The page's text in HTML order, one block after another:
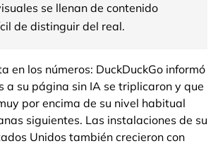
se llenan de contenido
de distinguir del real.
en los números: DuckDuckGo informó
a su página sin IA se triplicaron y que
por encima de su nivel habitual
siguientes. Las instalaciones de su
Unidos también crecieron con